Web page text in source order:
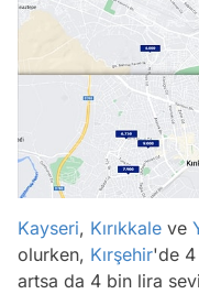
Kayseri, Kırıkkale ve
olurken, Kırşehir'de 4
artsa da 4 bin lira